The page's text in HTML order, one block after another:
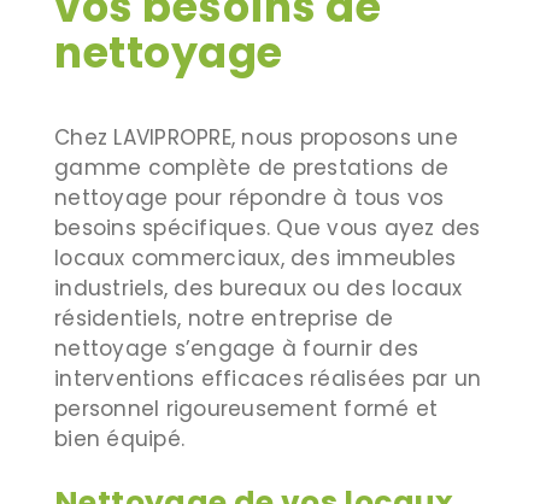
nettoyage
Chez LAVIPROPRE, nous proposons une
gamme complète de prestations de
nettoyage pour répondre à tous vos
besoins spécifiques. Que vous ayez des
locaux commerciaux, des immeubles
industriels, des bureaux ou des locaux
résidentiels, notre entreprise de
nettoyage s’engage à fournir des
interventions efficaces réalisées par un
personnel rigoureusement formé et
bien équipé.